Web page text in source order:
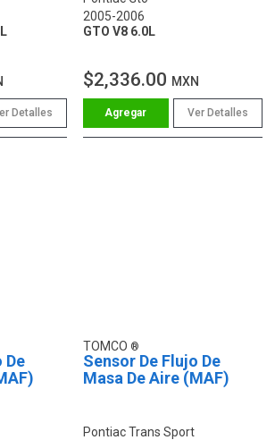
Detalles
2005-2006
GTO V8 6.0L
$2,336.00 MXN
Ver Detalles
De
TOMCO
Sensor De Flujo De
Masa De Aire (MAF)
Pontiac Trans Sport